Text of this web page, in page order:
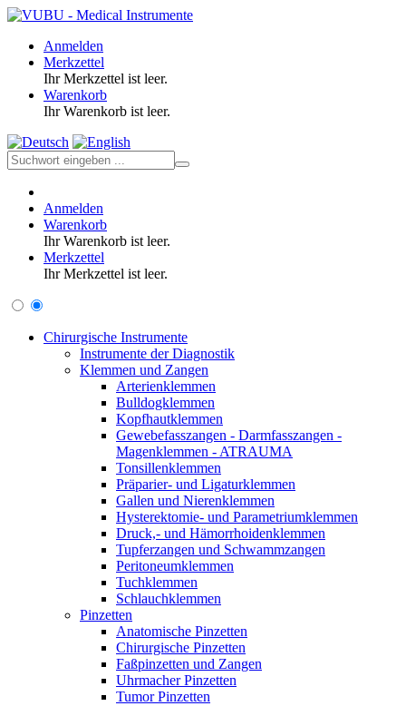
Anmelden
Merkzettel
Ihr Merkzettel ist leer.
Warenkorb
Ihr Warenkorb ist leer.
Anmelden
Warenkorb
Ihr Warenkorb ist leer.
Merkzettel
Ihr Merkzettel ist leer.
Chirurgische Instrumente
Instrumente der Diagnostik
Klemmen und Zangen
Arterienklemmen
Bulldogklemmen
Kopfhautklemmen
Gewebefasszangen - Darmfasszangen -
Magenklemmen - ATRAUMA
Tonsillenklemmen
Präparier- und Ligaturklemmen
Gallen und Nierenklemmen
Hysterektomie- und Parametriumklemmen
Druck,- und Hämorrhoidenklemmen
Tupferzangen und Schwammzangen
Peritoneumklemmen
Tuchklemmen
Schlauchklemmen
Pinzetten
Anatomische Pinzetten
Chirurgische Pinzetten
Faßpinzetten und Zangen
Uhrmacher Pinzetten
Tumor Pinzetten